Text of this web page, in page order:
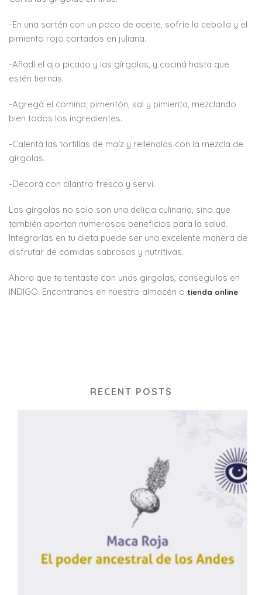
-En una sartén con un poco de aceite, sofríe la cebolla y el
pimiento rojo cortados en juliana.
-Añadí el ajo picado y las gírgolas, y cociná hasta que
estén tiernas.
-Agregá el comino, pimentón, sal y pimienta, mezclando
bien todos los ingredientes.
-Calentá las tortillas de maíz y rellenalas con la mezcla de
gírgolas.
-Decorá con cilantro fresco y serví.
Las gírgolas no solo son una delicia culinaria, sino que
también aportan numerosos beneficios para la salud.
Integrarlas en tu dieta puede ser una excelente manera de
disfrutar de comidas sabrosas y nutritivas.
Ahora que te tentaste con unas girgolas, conseguilas en
INDIGO. Encontranos en nuestro almacén o tienda online
RECENT POSTS